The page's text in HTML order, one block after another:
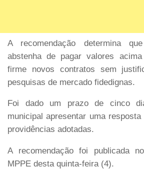
A recomendação determina
abstenha de pagar valores
firme novos contratos sem
pesquisas de mercado fidedignas.
Foi dado um prazo de cinco
municipal apresentar uma
providências adotadas.
A recomendação foi publicada
MPPE desta quinta-feira (4).